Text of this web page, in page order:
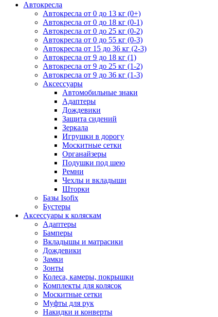
Автокресла
Автокресла от 0 до 13 кг (0+)
Автокресла от 0 до 18 кг (0-1)
Автокресла от 0 до 25 кг (0-2)
Автокресла от 0 до 55 кг (0-3)
Автокресла от 15 до 36 кг (2-3)
Автокресла от 9 до 18 кг (1)
Автокресла от 9 до 25 кг (1-2)
Автокресла от 9 до 36 кг (1-3)
Аксессуары
Автомобильные знаки
Адаптеры
Дождевики
Защита сидений
Зеркала
Игрушки в дорогу
Москитные сетки
Органайзеры
Подушки под шею
Ремни
Чехлы и вкладыши
Шторки
Базы Isofix
Бустеры
Аксессуары к коляскам
Адаптеры
Бамперы
Вкладышы и матрасики
Дождевики
Замки
Зонты
Колеса, камеры, покрышки
Комплекты для колясок
Москитные сетки
Муфты для рук
Накидки и конверты